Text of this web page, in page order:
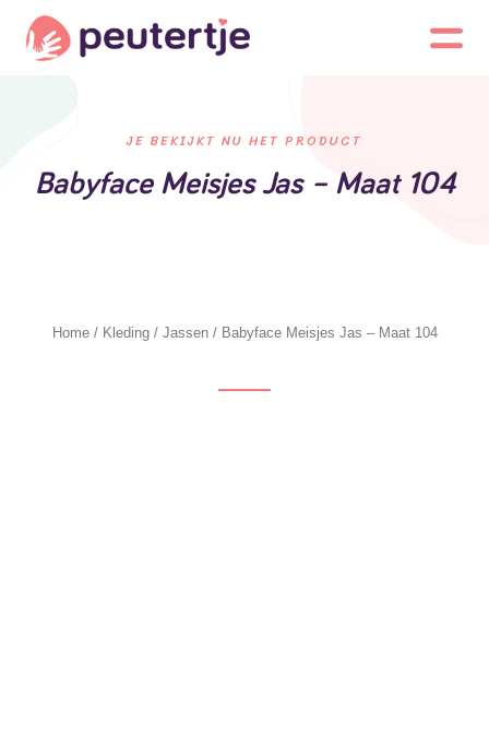
JE BEKIJKT NU HET PRODUCT
Babyface Meisjes Jas – Maat 104
Home/ Kleding/ Jassen/ Babyface Meisjes Jas – Maat 104